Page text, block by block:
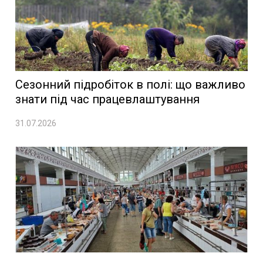
Сезонний підробіток в полі: що важливо
знати під час працевлаштування
31.07.2026